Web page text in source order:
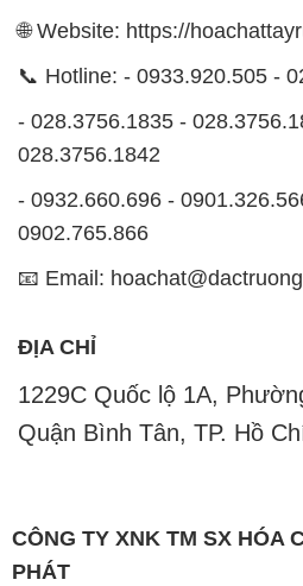
🌐 Website: https://
📞 Hotline: - 0933.920.505 -
- 028.3756.1835 -
028.3756.1842
- 0932.660.696 -
0902.765.866
📧 Email:
ĐỊA CHỈ
1229C Quốc lộ 1A,
Quận Bình Tân, TP. Hồ
CÔNG TY XNK TM SX HÓA
PHÁT